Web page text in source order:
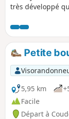
très développé
témoignage des
prairies,
boisements sur
Petite
5,95 km
Facile
Départ à